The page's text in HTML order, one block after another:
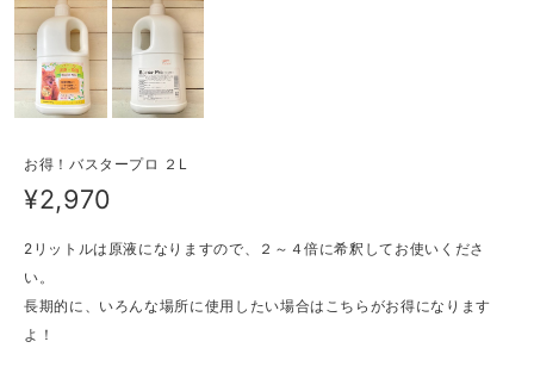
お得！バスタープロ ２L
¥2,970
2リットルは原液になりますので、２～４倍に希釈してお使いくださ
い。
長期的に、いろんな場所に使用したい場合はこちらがお得になります
よ！